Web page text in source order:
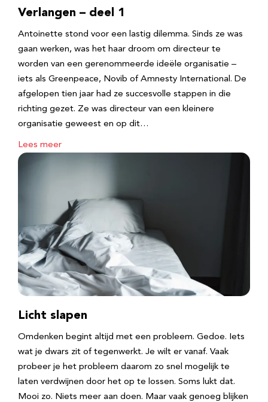
Verlangen – deel 1
Antoinette stond voor een lastig dilemma. Sinds ze was
gaan werken, was het haar droom om directeur te
worden van een gerenommeerde ideële organisatie –
iets als Greenpeace, Novib of Amnesty International. De
afgelopen tien jaar had ze succesvolle stappen in die
richting gezet. Ze was directeur van een kleinere
organisatie geweest en op dit…
Lees meer
Licht slapen
Omdenken begint altijd met een probleem. Gedoe. Iets
wat je dwars zit of tegenwerkt. Je wilt er vanaf. Vaak
probeer je het probleem daarom zo snel mogelijk te
laten verdwijnen door het op te lossen. Soms lukt dat.
Mooi zo. Niets meer aan doen. Maar vaak genoeg blijken